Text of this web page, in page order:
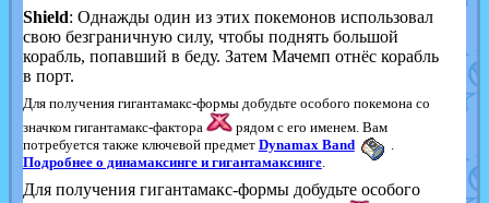
Shield: Однажды один из этих покемонов использовал
свою безграничную силу, чтобы поднять большой
корабль, попавший в беду. Затем Мачемп отнёс корабль
в порт.
Для получения гигантамакс-формы добудьте особого покемона со
значком гигантамакс-фактора
рядом с его именем. Вам
потребуется также ключевой предмет Dynamax Band
.
Подробнее о динамаксинге и гигантамаксинге.
Для получения гигантамакс-формы добудьте особого